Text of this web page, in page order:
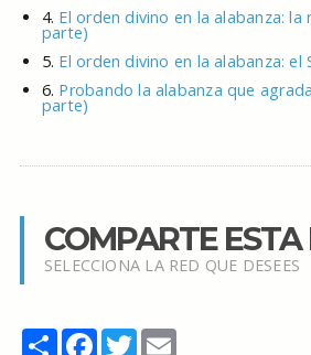
4. El orden divino en la alabanza: la
parte)
5. El orden divino en la alabanza:
6. Probando la alabanza que
parte)
COMPARTE
SELECCIONA LA RED QUE DESEES
Share Facebook
TwitterEmail